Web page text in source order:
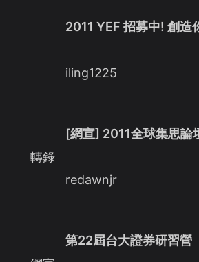
2011 YEF 招募中! 創造
iling1225
轉錄
[網宣] 2011全球集思
redawnjr
第22屆台大證券研習營